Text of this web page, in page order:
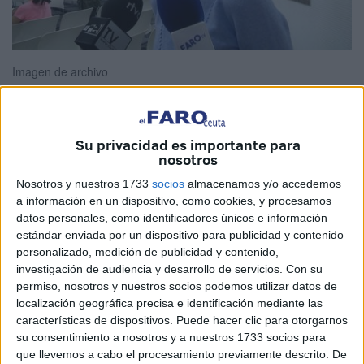
Su privacidad es importante para
nosotros
Nosotros y nuestros 1733 socios almacenamos y/o accedemos
a información en un dispositivo, como cookies, y procesamos
datos personales, como identificadores únicos e información
estándar enviada por un dispositivo para publicidad y contenido
personalizado, medición de publicidad y contenido,
investigación de audiencia y desarrollo de servicios. Con su
permiso, nosotros y nuestros socios podemos utilizar datos de
localización geográfica precisa e identificación mediante las
características de dispositivos. Puede hacer clic para otorgarnos
su consentimiento a nosotros y a nuestros 1733 socios para
que llevemos a cabo el procesamiento previamente descrito. De
Imagen de archivo
Carolina Chaveses la nueva secretaria de Formación de
la Fundación para el Desarrollode la Enfermería(Fuden)
en la ciudad autónoma.
La información sobre este nombramiento la ha dado a
conocer este juevesel Sindicato de Enfermeríay
Fisioterapia, destacando que Chaves, unareconocida
fisioterapeutadel Centro de Salud de Otero, “ha sido
seleccionada para asumir el rol clave en el impulso de la
formación y desarrollo profesional en el ámbito de la